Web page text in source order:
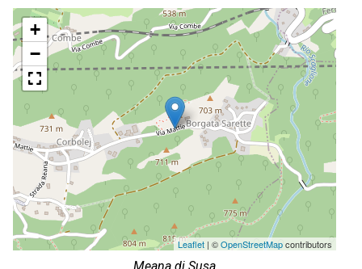
+
−
Leaflet | ©OpenStreetMapcontributors
Meana di Susa